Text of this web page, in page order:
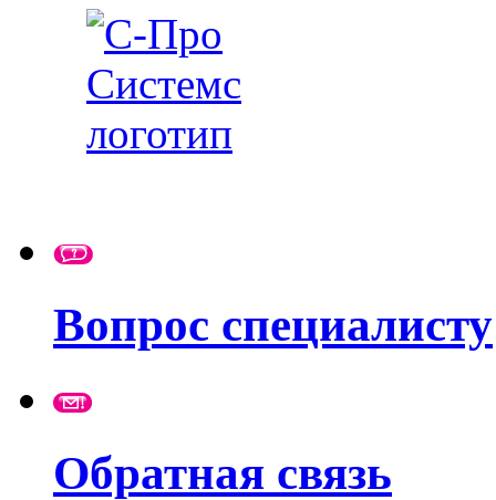
Вопрос специалисту
Обратная связь